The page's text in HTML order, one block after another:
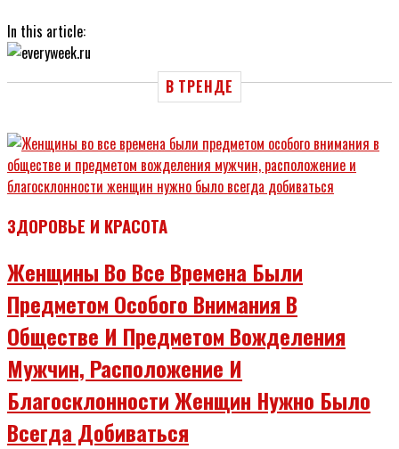
In this article:
В ТРЕНДЕ
ЗДОРОВЬЕ И КРАСОТА
Женщины Во Все Времена Были
Предметом Особого Внимания В
Обществе И Предметом Вожделения
Мужчин, Расположение И
Благосклонности Женщин Нужно Было
Всегда Добиваться